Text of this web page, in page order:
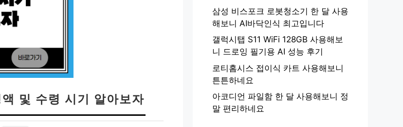
및 수령 시기 알아보자
삼성 비스포크 로봇청소기 한 달 사용
해보니 AI바닥인식 최고입니다
갤럭시탭 S11 WiFi 128GB 사용해보
니 드로잉 필기용 AI 성능 후기
로티홈시스 접이식 카트 사용해보니
튼튼하네요
아코디언 파일함 한 달 사용해보니 정
말 편리하네요